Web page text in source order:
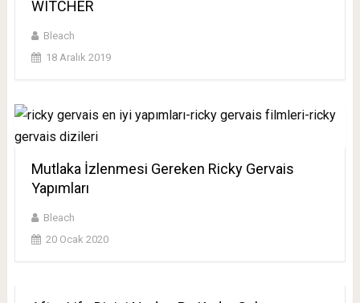
WITCHER
Bleach
18 Aralık 2019
Mutlaka İzlenmesi Gereken Ricky Gervais
Yapımları
Bleach
20 Ocak 2020